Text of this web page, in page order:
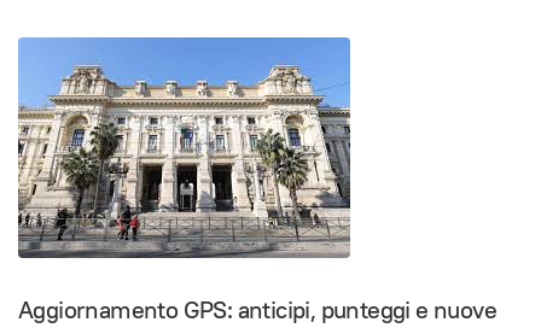
Aggiornamento GPS: anticipi, punteggi e nuove